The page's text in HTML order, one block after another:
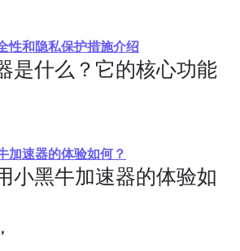
性和隐私保护措施介绍
是什么？它的核心功能
加速器的体验如何？
小黑牛加速器的体验如